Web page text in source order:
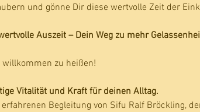
und gönne Dir diese wertvolle Zeit der
Auszeit – Dein Weg zu mehr
zu heißen!
Vitalität und Kraft für deinen Alltag.
Begleitung von Sifu Ralf Bröckling,